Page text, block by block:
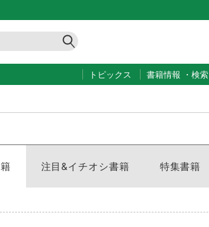
トピックス 書籍情報 ・ 検索
注目&イチオシ書籍 特集書籍